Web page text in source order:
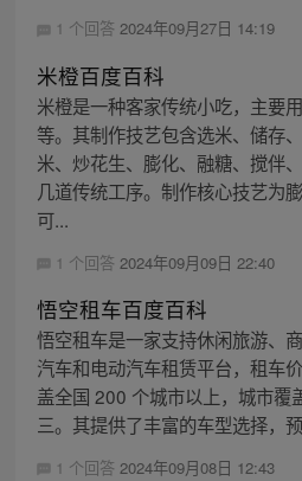
1 个回答 2024年09月27日 14:19
米橙百度百科
米橙是一种客家传统小吃，主要
等。其制作技艺包含选米、储存
米、炒花生、膨化、融糖、搅伴
几道传统工序。制作核心技艺为
可...
1 个回答 2024年09月09日 22:40
悟空租车百度百科
悟空租车是一家支持休闲旅游、
汽车和电动汽车租赁平台，租车
盖全国 200 个城市以上，城市覆
三。其提供了丰富的车型选择，
1 个回答 2024年09月08日 12:43